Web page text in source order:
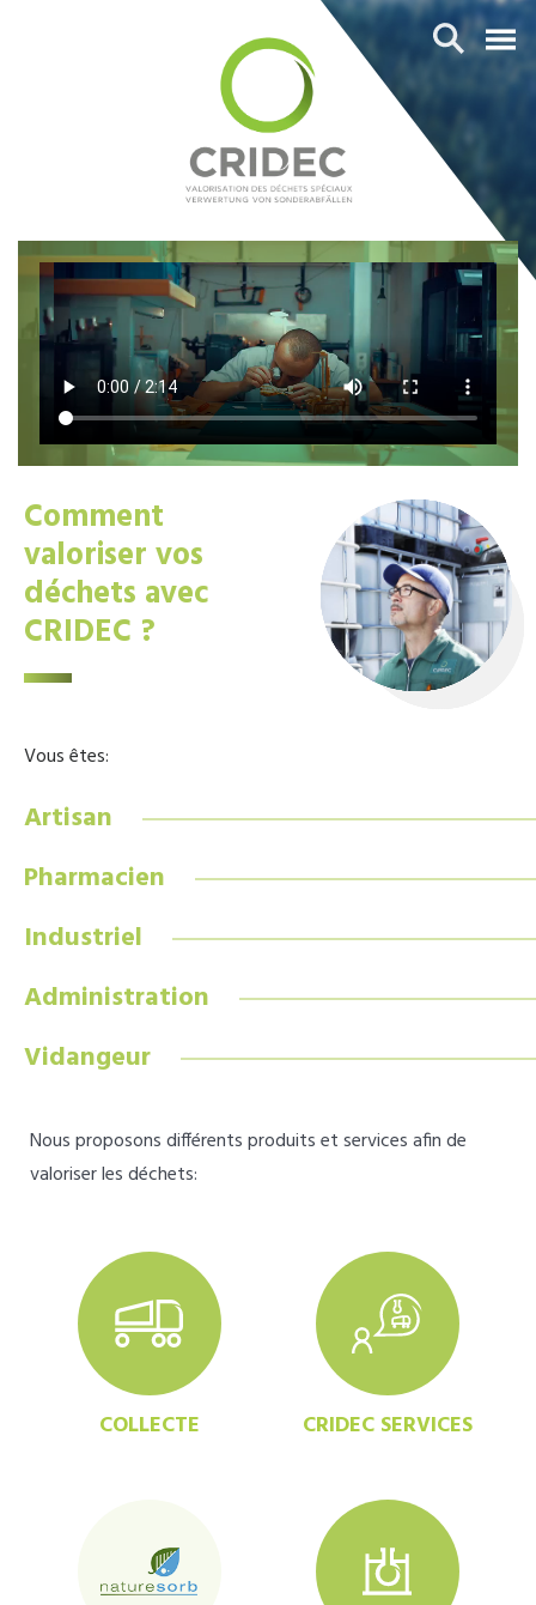
Comment
valoriser vos
déchets avec
CRIDEC ?
Vous êtes:
Artisan
Pharmacien
Industriel
Administration
Vidangeur
Nous proposons différents produits et services afin de
valoriser les déchets:
COLLECTE CRIDEC SERVICES